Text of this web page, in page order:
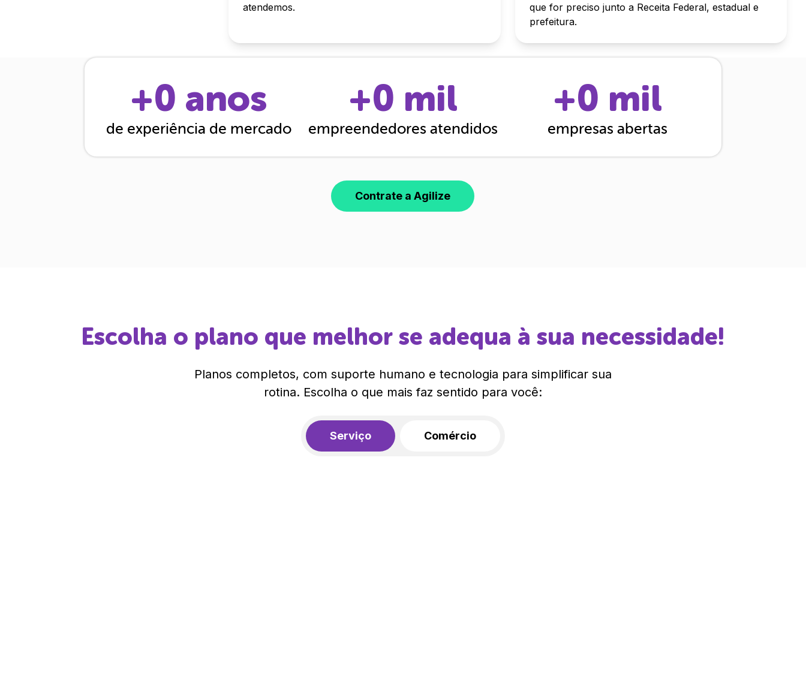
atendemos.
que for preciso junto a Receita Federal, estadual e
prefeitura.
+0 anos
de experiência de mercado
+0 mil
empreendedores atendidos
+0 mil
empresas abertas
Contrate a Agilize
Escolha o plano que melhor se adequa à sua necessidade!
Planos completos, com suporte humano e tecnologia para simplificar sua
rotina. Escolha o que mais faz sentido para você:
Serviço Comércio